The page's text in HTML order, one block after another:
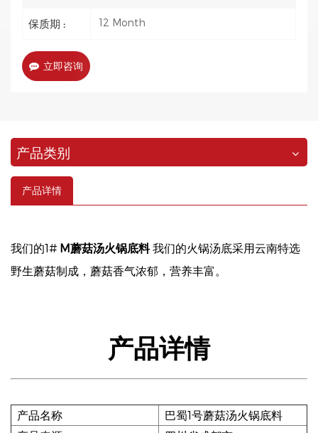
保质期 : 12 Month
立即咨询
产品类别
产品详情
我们的1# M蘑菇汤火锅底料 我们的火锅汤底采用云南特选
野生蘑菇制成，蘑菇香气浓郁，营养丰富。
产品详情
产品名称
巴蜀1号蘑菇汤火锅底料